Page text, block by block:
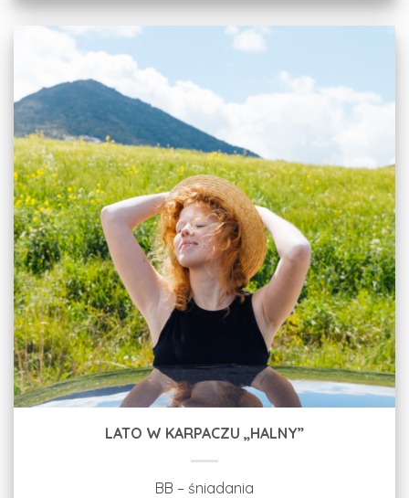
LATO W KARPACZU „HALNY”
BB – śniadania